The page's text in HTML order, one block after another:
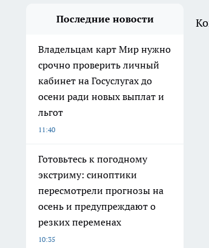
Последние новости
Владельцам карт Мир нужно
срочно проверить личный
кабинет на Госуслугах до
осени ради новых выплат и
льгот
11:40
Готовьтесь к погодному
экстриму: синоптики
пересмотрели прогнозы на
осень и предупреждают о
резких переменах
10:35